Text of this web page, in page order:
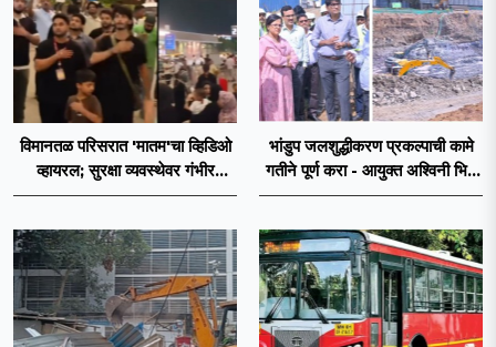
विमानतळ परिसरात 'मातम'चा व्हिडिओ
व्हायरल; सुरक्षा व्यवस्थेवर गंभीर
प्रश्नचिन्ह
भांडुप जलशुद्धीकरण प्रकल्पाची कामे
गतीने पूर्ण करा - आयुक्त अश्विनी भिडे
यांचे निर्देश